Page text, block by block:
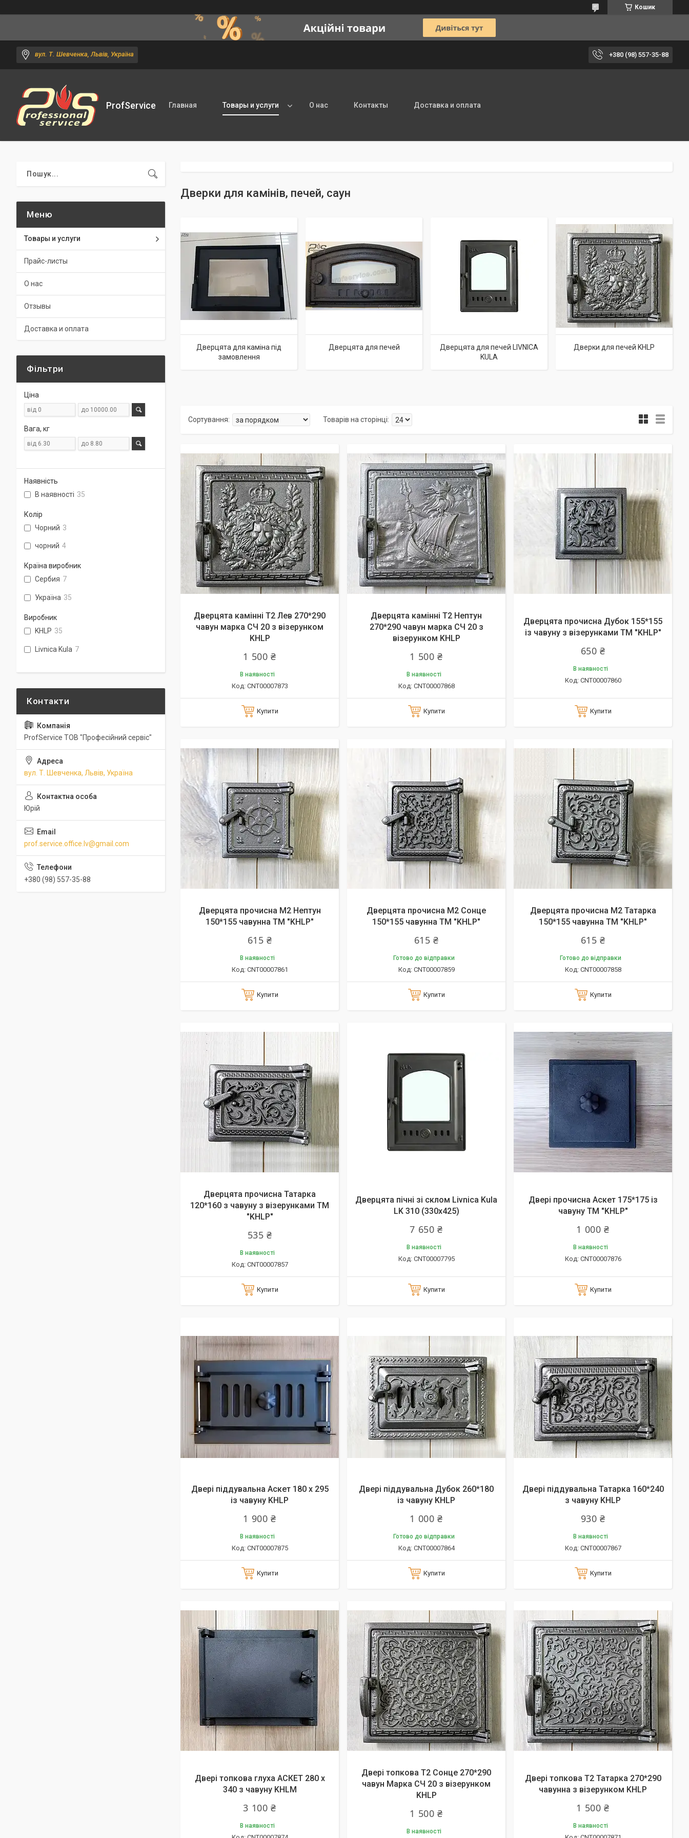
Кошик
вул. Т. Шевченка, Львів, Україна +380 (98) 557-35-88
ProfService Главная Товары и услуги О нас Контакты Доставка и оплата
Дверки для камінів, печей, саун
Дверцята для каміна під
замовлення
Дверцята для печей
Дверцята для печей LIVNICA
KULA
Дверки для печей KHLP
Дверцята камінні Т2 Лев 270*290
чавун марка СЧ 20 з візерунком
KHLP
1 500 ₴
В наявності
CNT00007873
Купити
Дверцята камінні Т2 Нептун
270*290 чавун марка СЧ 20 з
візерунком KHLP
1 500 ₴
В наявності
CNT00007868
Купити
Дверцята прочисна Дубок 155*155
із чавуну з візерунками ТМ "KHLP"
650 ₴
В наявності
CNT00007860
Купити
Дверцята прочисна М2 Нептун
150*155 чавунна ТМ "KHLP"
615 ₴
В наявності
CNT00007861
Купити
Дверцята прочисна М2 Сонце
150*155 чавунна ТМ "KHLP"
615 ₴
Готово до відправки
CNT00007859
Купити
Дверцята прочисна М2 Татарка
150*155 чавунна ТМ "KHLP"
615 ₴
Готово до відправки
CNT00007858
Купити
Дверцята прочисна Татарка
120*160 з чавуну з візерунками ТМ
"KHLP"
535 ₴
В наявності
CNT00007857
Купити
Дверцята пічні зі склом Livnica Kula
LK 310 (330x425)
7 650 ₴
В наявності
CNT00007795
Купити
Двері прочисна Аскет 175*175 із
чавуну ТМ "KHLP"
1 000 ₴
В наявності
CNT00007876
Купити
Двері піддувальна Аскет 180 х 295
із чавуну KHLP
1 900 ₴
В наявності
CNT00007875
Купити
Двері піддувальна Дубок 260*180
із чавуну KHLP
1 000 ₴
Готово до відправки
CNT00007864
Купити
Двері піддувальна Татарка 160*240
з чавуну KHLP
930 ₴
В наявності
CNT00007867
Купити
Двері топкова глуха АСКЕТ 280 х
340 з чавуну KHLM
3 100 ₴
В наявності
Двері топкова Т2 Сонце 270*290
чавун Марка СЧ 20 з візерунком
KHLP
1 500 ₴
В наявності
Двері топкова Т2 Татарка 270*290
чавунна з візерунком KHLP
1 500 ₴
В наявності
Товары и услуги
Прайс-листы
О нас
Отзывы
Доставка и оплата
Фільтри
Ціна
Вага, кг
Наявність
В наявності 35
Колір
Чорний 3
чорний 4
Країна виробник
Сербия 7
Україна 35
Виробник
KHLP 35
Livnica Kula 7
ProfService ТОВ "Професійний сервіс"
вул. Т. Шевченка, Львів, Україна
Юрій
prof.service.office.lv@gmail.com
+380 (98) 557-35-88